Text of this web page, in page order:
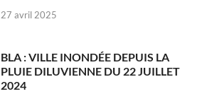
27 avril 2025
BLA : VILLE INONDÉE DEPUIS LA
PLUIE DILUVIENNE DU 22 JUILLET
2024